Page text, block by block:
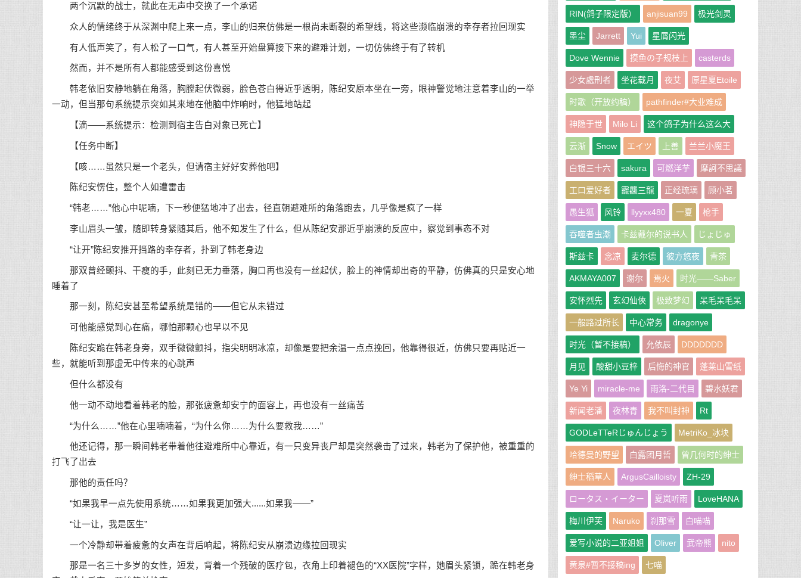
两个沉默的战士，就此在无声中交换了一个承诺
众人的情绪终于从深渊中爬上来一点，李山的归来仿佛是一根尚未断裂的希望线，将这些濒临崩溃的幸存者拉回现实
有人低声笑了，有人松了一口气，有人甚至开始盘算接下来的避难计划，一切仿佛终于有了转机
然而，并不是所有人都能感受到这份喜悦
韩老依旧安静地躺在角落，胸膛起伏微弱，脸色苍白得近乎透明，陈纪安原本坐在一旁，眼神警觉地注意着李山的一举
一动，但当那句系统提示突如其来地在他脑中炸响时，他猛地站起
【滴——系统提示：检测到宿主告白对象已死亡】
【任务中断】
【咳……虽然只是一个老头，但请宿主好好安葬他吧】
陈纪安愣住，整个人如遭雷击
“韩老……”他心中呢喃，下一秒便猛地冲了出去，径直朝避难所的角落跑去，几乎像是疯了一样
李山眉头一皱，随即转身紧随其后，他不知发生了什么，但从陈纪安那近乎崩溃的反应中，察觉到事态不对
“让开”陈纪安推开挡路的幸存者，扑到了韩老身边
那双曾经颤抖、干瘦的手，此刻已无力垂落，胸口再也没有一丝起伏，脸上的神情却出奇的平静，仿佛真的只是安心地
睡着了
那一刻，陈纪安甚至希望系统是错的——但它从未错过
可他能感觉到心在痛，哪怕那颗心也早以不见
陈纪安跪在韩老身旁，双手微微颤抖，指尖明明冰凉，却像是要把余温一点点挽回，他靠得很近，仿佛只要再贴近一
些，就能听到那虚无中传来的心跳声
但什么都没有
他一动不动地看着韩老的脸，那张疲惫却安宁的面容上，再也没有一丝痛苦
“为什么……”他在心里喃喃着，“为什么你……为什么要救我……”
他还记得，那一瞬间韩老带着他往避难所中心靠近，有一只变异丧尸却是突然袭击了过来，韩老为了保护他，被重重的
打飞了出去
那他的责任吗？
“如果我早一点先使用系统……如果我更加强大......如果我——”
“让一让，我是医生”
一个冷静却带着疲惫的女声在背后响起，将陈纪安从崩溃边缘拉回现实
那是一名三十多岁的女性，短发，背着一个残破的医疗包，衣角上印着褪色的“XX医院”字样，她眉头紧锁，跪在韩老身
RIN(鸽子限定版） anjisuan99 极光剑灵
墨尘 Jarrett Yui 星屑闪光
Dove Wennie 摸鱼の子规枝上 casterds
少女處刑者 坐花载月 夜艾 原星夏Etoile
时歌（开放约稿） pathfinder#大业难成
神隐于世 Milo Li 这个鸽子为什么这么大
云渐 Snow エイツ 上善 兰兰小魔王
白银三十六 sakura 可燃洋芋 摩訶不思議
工口爱好者 龗龘三龍 正经琉璃 顾小茗
愚生狐 风铃 llyyxx480 一夏 枪手
吞噬者虫潮 卡兹戴尔的说书人 じょじゅ
斯兹卡 念凉 麦尔德 彼方悠夜 青茶
AKMAYA007 谢尔 焉火 时光——Saber
安怀烈先 玄幻仙俠 极致梦幻 呆毛呆毛呆
一般路过所长 中心常务 dragonye
时光（暂不接稿） 允依辰 DDDDDDD
月见 酸甜小豆梓 后悔的神官 蓬莱山雪纸
Ye Yi miracle-me 雨洛-二代目 碧水妖君
新闻老潘 夜林青 我不叫封神 Rt
GODLeTTeRじゅんじょう MetriKo_冰块
哈德曼的野望 白露团月哲 曾几何时的绅士
绅士稻草人 ArgusCailloisty ZH-29
ロータス・イーター 夏岚听雨 LoveHANA
梅川伊芙 Naruko 刹那雪 白喵喵
爱写小说的二亚姐姐 Oliver 武帝熊 nito
黄泉#暂不接稿ing 七喵